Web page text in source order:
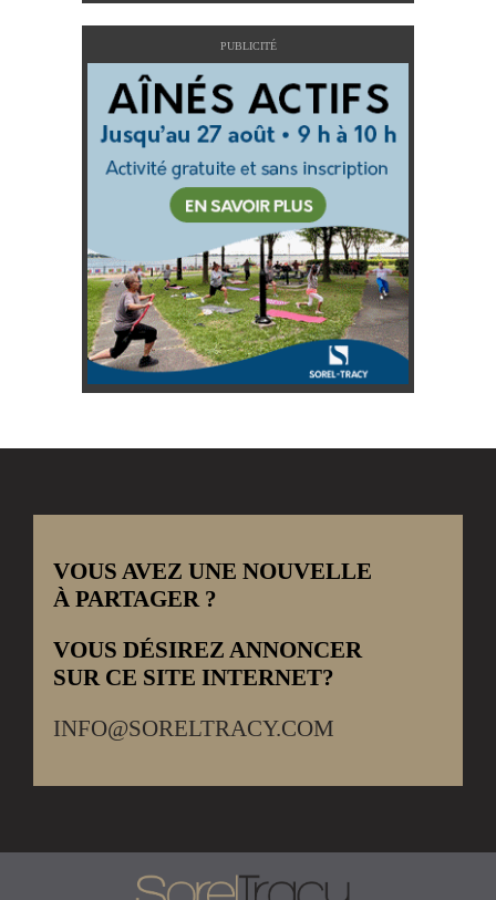
PUBLICITÉ
VOUS AVEZ UNE NOUVELLE
À PARTAGER ?
VOUS DÉSIREZ ANNONCER
SUR CE SITE INTERNET?
INFO@SORELTRACY.COM